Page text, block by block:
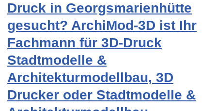
Druck in Georgsmarienhütte
gesucht? ArchiMod-3D ist Ihr
Fachmann für 3D-Druck
Stadtmodelle &
Architekturmodellbau, 3D
Drucker oder Stadtmodelle &